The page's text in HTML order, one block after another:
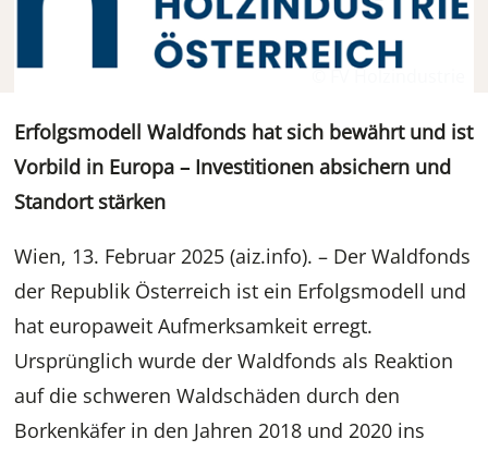
© FV Holzindustrie
Erfolgsmodell Waldfonds hat sich bewährt und ist
Vorbild in Europa – Investitionen absichern und
Standort stärken
Wien, 13. Februar 2025 (aiz.info). – Der Waldfonds
der Republik Österreich ist ein Erfolgsmodell und
hat europaweit Aufmerksamkeit erregt.
Ursprünglich wurde der Waldfonds als Reaktion
auf die schweren Waldschäden durch den
Borkenkäfer in den Jahren 2018 und 2020 ins